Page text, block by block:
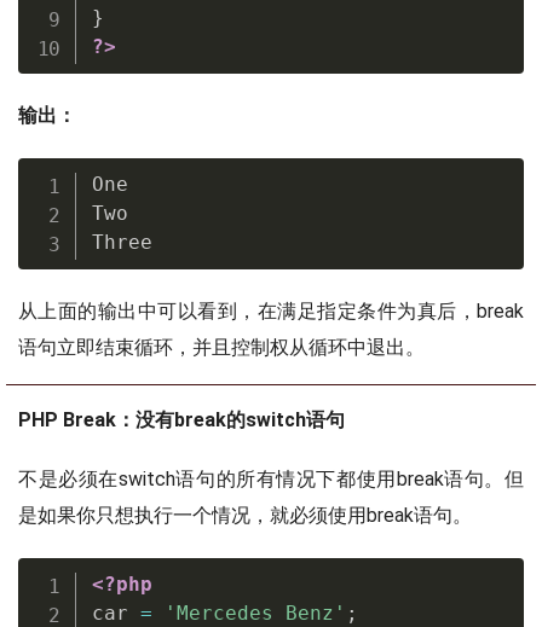
}
?>
输出：
One
Two
Three
从上面的输出中可以看到，在满足指定条件为真后，break
语句立即结束循环，并且控制权从循环中退出。
PHP Break：没有break的switch语句
不是必须在switch语句的所有情况下都使用break语句。但
是如果你只想执行一个情况，就必须使用break语句。
<?php
car = 'Mercedes Benz' ;